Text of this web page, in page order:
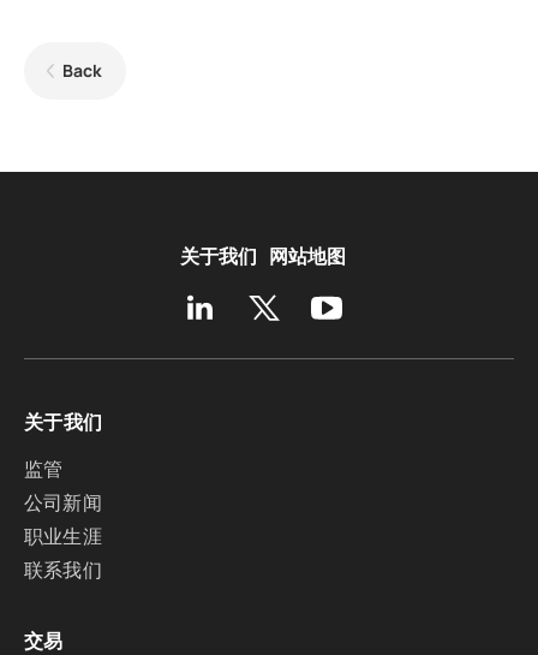
Back
关于我们 网站地图
关于我们
监管
公司新闻
职业生涯
联系我们
交易